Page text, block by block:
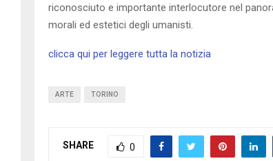
riconosciuto e importante interlocutore nel
morali ed estetici degli umanisti.
clicca qui per leggere tutta la notizia
ARTE TORINO
SHARE 0